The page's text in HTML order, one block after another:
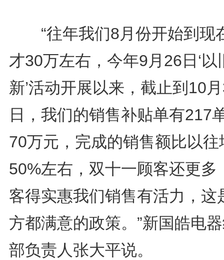
“往年我们8月份开始到现
才30万左右，今年9月26日‘以
新’活动开展以来，截止到10
日，我们的销售补贴单有217
70万元，完成的销售额比以往
50%左右，双十一顾客还更多
客得实惠我们销售有活力，这
方都满意的政策。”新国皓电
部负责人张大平说。